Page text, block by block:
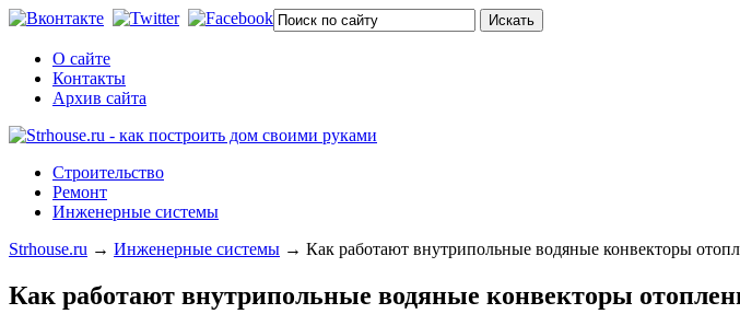
О сайте
Контакты
Архив сайта
Строительство
Ремонт
Инженерные системы
Strhouse.ru → Инженерные системы → Как работают внутрипольные водяные конвекторы
Как работают внутрипольные водяные конвекторы